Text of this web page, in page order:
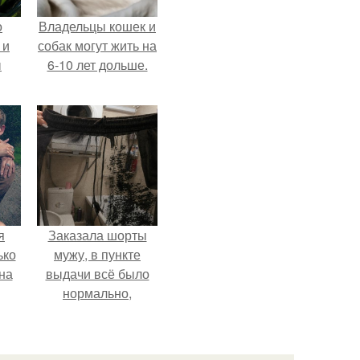
Владельцы кошек и
собак могут жить на
6-10 лет дольше.
Заказала шорты
мужу, в пункте
выдачи всё было
нормально,
предвещало беды.